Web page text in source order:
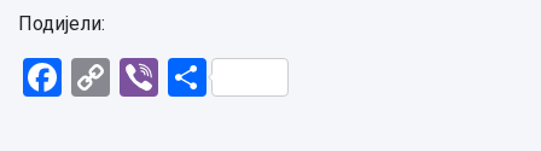
Подијели:
Facebook
CopyViberShare